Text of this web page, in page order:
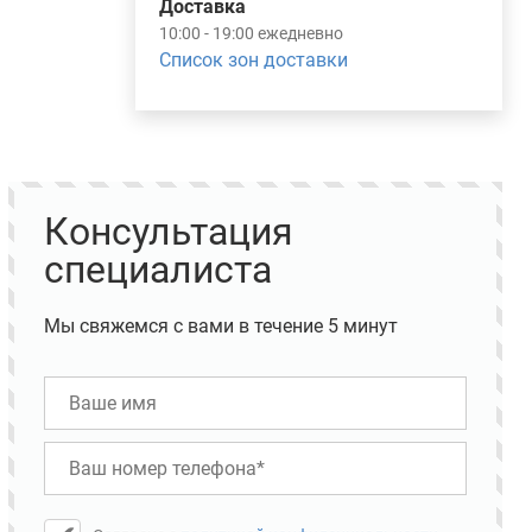
Доставка
10:00 - 19:00 ежедневно
Список зон доставки
Консультация
специалиста
Мы свяжемся с вами в течение 5 минут